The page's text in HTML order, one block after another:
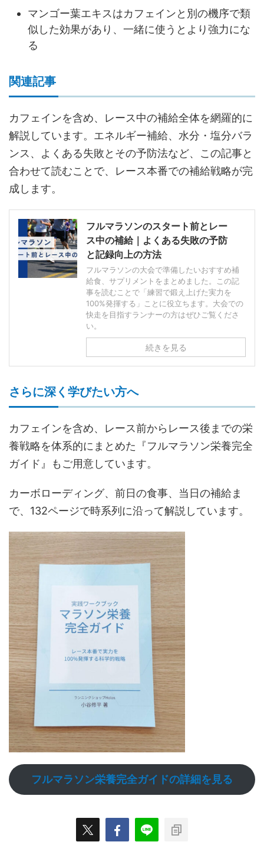
マンゴー葉エキスはカフェインと別の機序で類
似した効果があり、一緒に使うとより強力にな
る
関連記事
カフェインを含め、レース中の補給全体を網羅的に
解説しています。エネルギー補給、水分・塩分バラ
ンス、よくある失敗とその予防法など、この記事と
合わせて読むことで、レース本番での補給戦略が完
成します。
フルマラソンのスタート前とレー
ス中の補給｜よくある失敗の予防
と記録向上の方法
フルマラソンの大会で準備したいおすすめ補
給食、サプリメントをまとめました。この記
事を読むことで「練習で鍛え上げた実力を
100%発揮する」ことに役立ちます。大会での
快走を目指すランナーの方はぜひご覧くださ
い。
続きを見る
さらに深く学びたい方へ
カフェインを含め、レース前からレース後までの栄
養戦略を体系的にまとめた『フルマラソン栄養完全
ガイド』もご用意しています。
カーボローディング、前日の食事、当日の補給ま
で、132ページで時系列に沿って解説しています。
フルマラソン栄養完全ガイドの詳細を見る